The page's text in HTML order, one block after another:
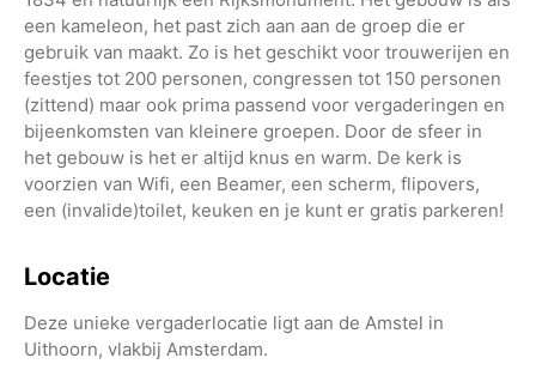
een kameleon, het past zich aan aan de groep die er
gebruik van maakt. Zo is het geschikt voor trouwerijen en
feestjes tot 200 personen, congressen tot 150 personen
(zittend) maar ook prima passend voor vergaderingen en
bijeenkomsten van kleinere groepen. Door de sfeer in
het gebouw is het er altijd knus en warm. De kerk is
voorzien van Wifi, een Beamer, een scherm, flipovers,
een (invalide)toilet, keuken en je kunt er gratis parkeren!
Locatie
Deze unieke vergaderlocatie ligt aan de Amstel in
Uithoorn, vlakbij Amsterdam.